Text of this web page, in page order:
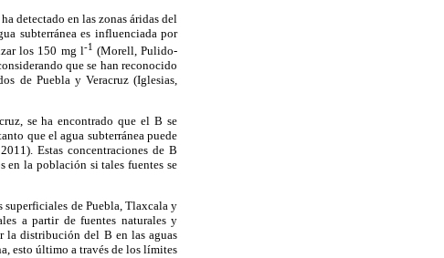
detectado en las zonas áridas del
subterránea es influenciada por
los 150 mg l-1 (Morell, Pulido-
que se han reconocido
de Puebla y Veracruz (Iglesias,
se ha encontrado que el B se
que el agua subterránea puede
2011). Estas concentraciones de B
en la población si tales fuentes se
superficiales de Puebla, Tlaxcala y
a partir de fuentes naturales y
la distribución del B en las aguas
esto último a través de los límites